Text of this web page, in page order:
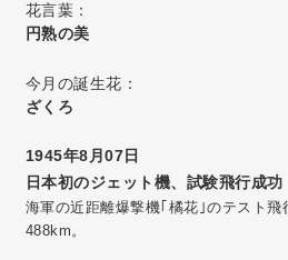
花言葉：
円熟の美
今月の誕生花：
ざくろ
1945年8月07日
日本初のジェット機、試験飛行成功
海軍の近距離爆撃機｢橘花｣のテスト飛
488km。